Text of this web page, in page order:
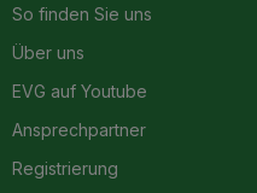
So finden Sie uns
Über uns
EVG auf Youtube
Ansprechpartner
Registrierung